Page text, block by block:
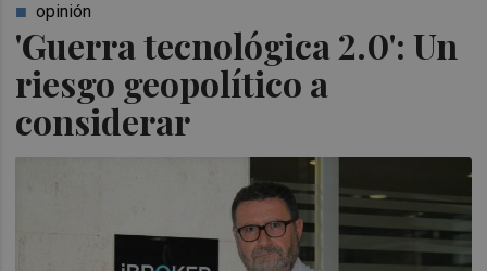
'Guerra tecnológica 2.0': Un
riesgo geopolítico a
considerar
opinión